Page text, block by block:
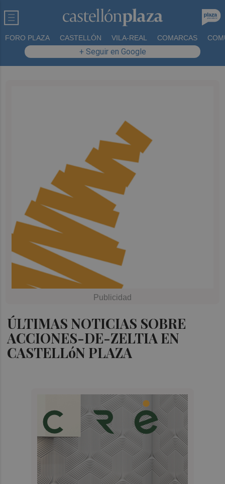
FORO PLAZA CASTELLÓN VILA-REAL COMARCAS
+ Seguir en Google
ÚLTIMAS NOTICIAS SOBRE
ACCIONES-DE-ZELTIA EN
CASTELLóN PLAZA